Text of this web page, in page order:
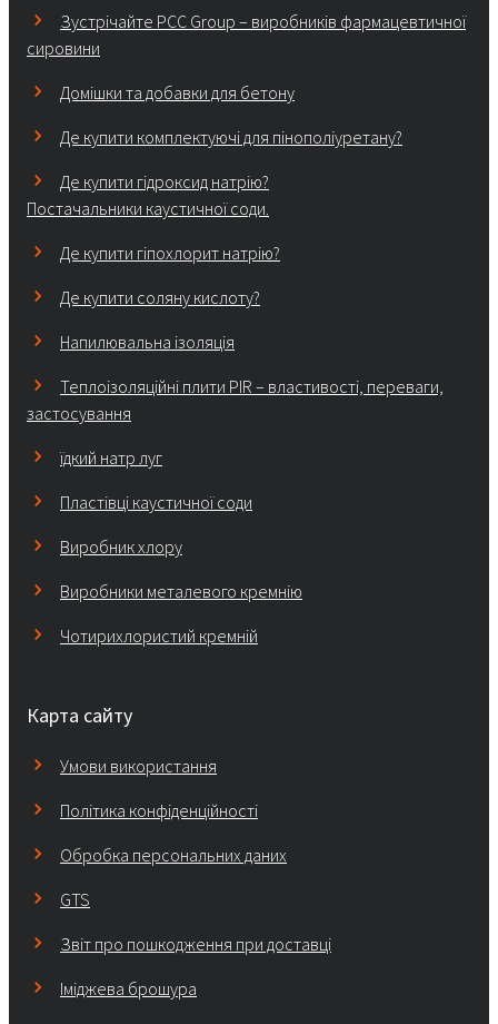
Зустрічайте PCC Group – виробників фармацевтичної
сировини
Домішки та добавки для бетону
Де купити комплектуючі для пінополіуретану?
Де купити гідроксид натрію?
Постачальники каустичної соди.
Де купити гіпохлорит натрію?
Де купити соляну кислоту?
Напилювальна ізоляція
Теплоізоляційні плити PIR – властивості, переваги,
застосування
їдкий натр луг
Пластівці каустичної соди
Виробник хлору
Виробники металевого кремнію
Чотирихлористий кремній
Карта сайту
Умови використання
Політика конфіденційності
Обробка персональних даних
GTS
Звіт про пошкодження при доставці
Іміджева брошура